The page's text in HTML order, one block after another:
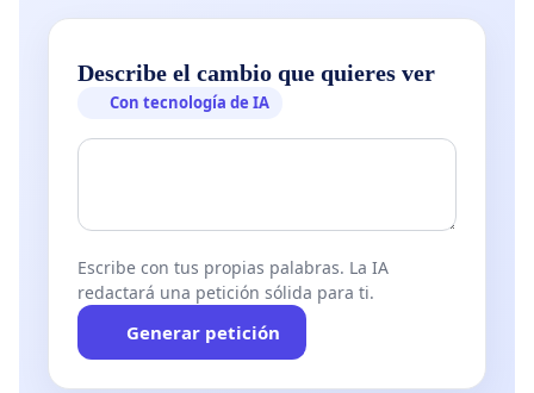
Describe el cambio que quieres ver
Con tecnología de IA
Escribe con tus propias palabras. La IA
redactará una petición sólida para ti.
Generar petición